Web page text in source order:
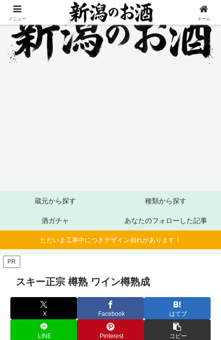
蔵元から探す 種類から探す
酒ガチャ あなたのフォローした記事
ただいま工事中につきデザイン崩れがあります！
PR
スキー正宗 樽熟 ワイン樽熟成
X Facebook はてブ
LINE Pinterest コピー
メニュー ホーム